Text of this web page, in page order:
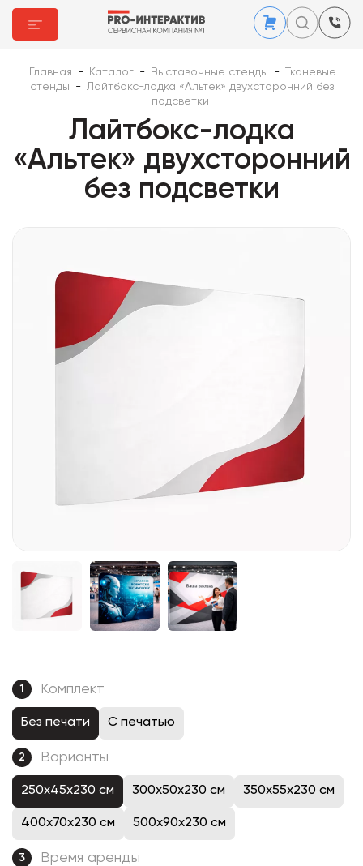
Главная - Каталог - Выставочные стенды -
Тканевые
стенды
- Лайтбокс-лодка «Альтек» двухсторонний без
подсветки
Лайтбокс-лодка
«Альтек» двухсторонний
без подсветки
1 Комплект
Без печати С печатью
2 Варианты
250x45x230 см 300x50x230 см 350x55x230 см
400x70x230 см 500x90x230 см
3 Время аренды